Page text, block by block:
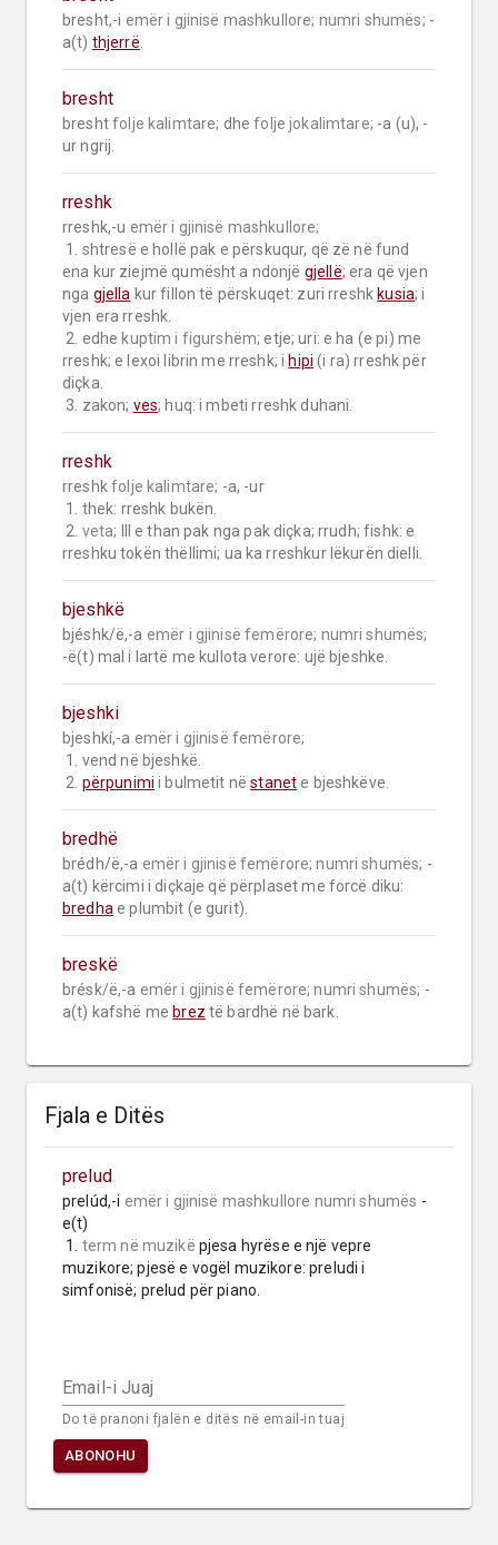
bresht,-i emër i gjinisë mashkullore; numri shumës; -
a(t) thjerrë
bresht
bresht folje kalimtare; dhe folje jokalimtare; -a (u), -
ur ngrij.
rreshk
rreshk,-u emër i gjinisë mashkullore;
ena kur ziejmë qumësht a ndonjë gjellë; era që vjen
nga gjella kur fillon të përskuqet: zuri rreshk kusia; i
vjen era rreshk.
2. edhe kuptim i figurshëm; etje; uri: e ha (e pi) me
rreshk; e lexoi librin me rreshk; i hipi (i ra) rreshk për
diçka.
3. zakon; ves; huq: i mbeti rreshk duhani.
rreshk
rreshk folje kalimtare; -a, -ur
2. veta; III e than pak nga pak diçka; rrudh; fishk: e
rreshku tokën thëllimi; ua ka rreshkur lëkurën dielli.
bjeshkë
bjéshk/ë,-a emër i gjinisë femërore; numri shumës;
-ë(t) mal i lartë me kullota verore: ujë bjeshke.
bjeshki
bjeshkí,-a emër i gjinisë femërore;
2. përpunimi i bulmetit në stanet e bjeshkëve.
bredhë
brédh/ë,-a emër i gjinisë femërore; numri shumës; -
bredha e plumbit (e gurit).
breskë
brésk/ë,-a emër i gjinisë femërore; numri shumës; -
a(t) kafshë me brez të bardhë në bark.
Fjala e Ditës
prelud
prelúd,-i emër i gjinisë mashkullore numri shumës -
e(t)
1. term në muzikë pjesa hyrëse e një vepre
muzikore; pjesë e vogël muzikore: preludi i
simfonisë; prelud për piano.
Email-i Juaj
Do të pranoni fjalën e ditës në email-in tuaj
ABONOHU